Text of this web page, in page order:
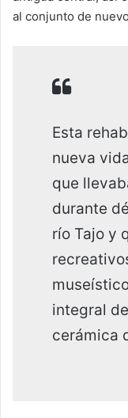
al conjunto de
Esta
nueva
que
durante
río Tajo y
integral
cerámica